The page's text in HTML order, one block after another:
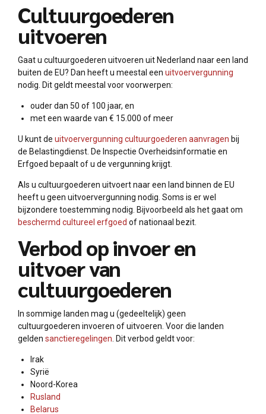
Cultuurgoederen
uitvoeren
Gaat u cultuurgoederen uitvoeren uit Nederland naar een land
buiten de EU? Dan heeft u meestal een uitvoervergunning
nodig. Dit geldt meestal voor voorwerpen:
ouder dan 50 of 100 jaar, en
met een waarde van € 15.000 of meer
U kunt de uitvoervergunning cultuurgoederen aanvragen bij
de Belastingdienst. De Inspectie Overheidsinformatie en
Erfgoed bepaalt of u de vergunning krijgt.
Als u cultuurgoederen uitvoert naar een land binnen de EU
heeft u geen uitvoervergunning nodig. Soms is er wel
bijzondere toestemming nodig. Bijvoorbeeld als het gaat om
beschermd cultureel erfgoed of nationaal bezit.
Verbod op invoer en
uitvoer van
cultuurgoederen
In sommige landen mag u (gedeeltelijk) geen
cultuurgoederen invoeren of uitvoeren. Voor die landen
gelden sanctieregelingen . Dit verbod geldt voor:
Irak
Syrië
Noord-Korea
Rusland
Belarus